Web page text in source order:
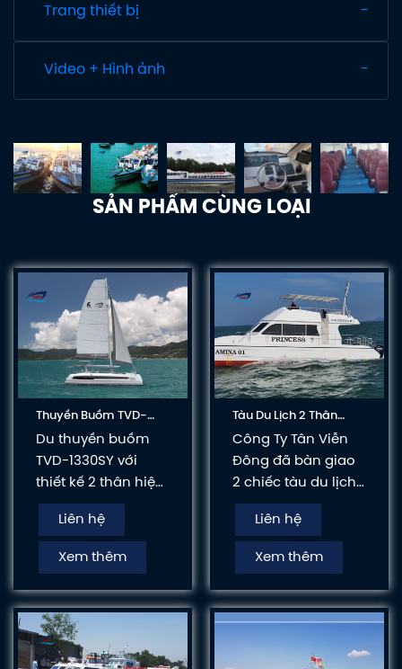
Trang thiết bị
Video + Hình ảnh
SẢN PHẨM CÙNG LOẠI
Thuyền Buồm TVD-
1330SY
Du thuyền buồm
TVD-1330SY với
thiết kế 2 thân hiện
đại mang lại sự
vững vàng, ổn định
tuyệt vời khi vận
bố trí rộng mang
lại sự thoải mái và
tiện nghi cho
khách hàng.
Liên hệ
Xem thêm
Tàu Du Lịch 2 Thân
Tvd-Cata1223
Công Ty Tân Viễn
Đông đã bàn giao
2 chiếc tàu du lịch
2 thân dài 12m23
kết hợp 04 động cơ
Mercury 90hp cho 1
nước ngoài đầu tư
du lịch biển đảo
Liên hệ
Xem thêm